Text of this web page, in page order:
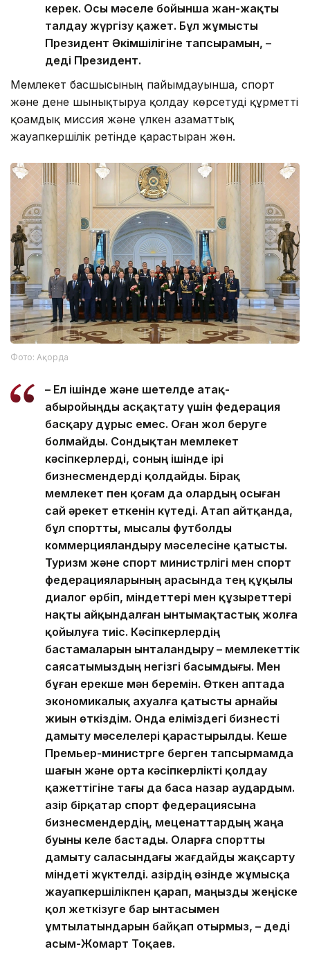
керек. Осы мәселе бойынша жан-жақты
талдау жүргізу қажет. Бұл жұмысты
Президент Әкімшілігіне тапсырамын, –
деді Президент.
Мемлекет басшысының пайымдауынша, спорт
және дене шынықтыруға қолдау көрсетуді құрметті
қоғамдық миссия және үлкен азаматтық
жауапкершілік ретінде қарастырған жөн.
Фото: Ақорда
– Ел ішінде және шетелде атақ-
абыройыңды асқақтату үшін федерация
басқару дұрыс емес. Оған жол беруге
болмайды. Сондықтан мемлекет
кәсіпкерлерді, соның ішінде ірі
бизнесмендерді қолдайды. Бірақ
мемлекет пен қоғам да олардың осыған
сай әрекет еткенін күтеді. Атап айтқанда,
бұл спортты, мысалы футболды
коммерцияландыру мәселесіне қатысты.
Туризм және спорт министрлігі мен спорт
федерацияларының арасында тең құқылы
диалог өрбіп, міндеттері мен құзыреттері
нақты айқындалған ынтымақтастық жолға
қойылуға тиіс. Кәсіпкерлердің
бастамаларын ынталандыру – мемлекеттік
саясатымыздың негізгі басымдығы. Мен
бұған ерекше мән беремін. Өткен аптада
экономикалық ахуалға қатысты арнайы
жиын өткіздім. Онда еліміздегі бизнесті
дамыту мәселелері қарастырылды. Кеше
Премьер-министрге берген тапсырмамда
шағын және орта кәсіпкерлікті қолдау
қажеттігіне тағы да баса назар аудардым.
Қазір бірқатар спорт федерациясына
бизнесмендердің, меценаттардың жаңа
буыны келе бастады. Оларға спортты
дамыту саласындағы жағдайды жақсарту
міндеті жүктелді. Қазірдің өзінде жұмысқа
жауапкершілікпен қарап, маңызды жеңіске
қол жеткізуге бар ынтасымен
ұмтылатындарын байқап отырмыз, – деді
Қасым-Жомарт Тоқаев.